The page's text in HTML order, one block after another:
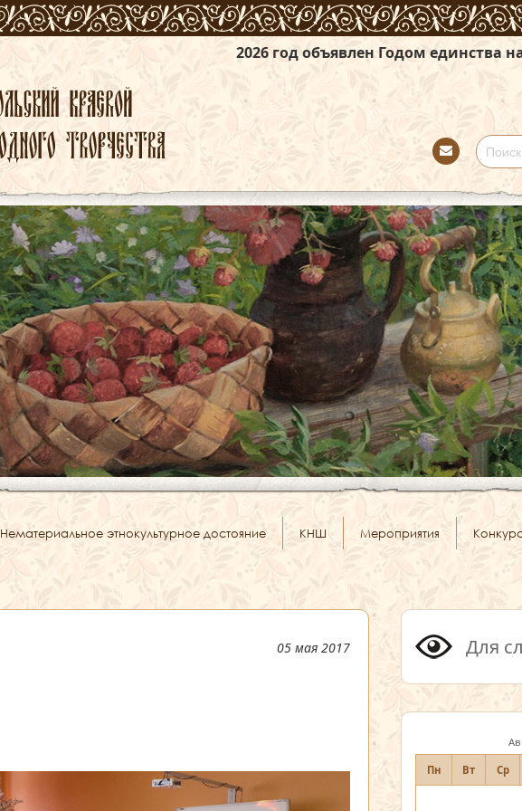
2026 год объявлен Годом единства народов России
tact
Нематериальное этнокультурное достояние КНШ Мероприятия
05 мая 2017 Для
Пн Вт Ср